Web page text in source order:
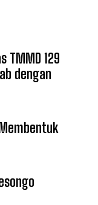
TMMD 129
dengan